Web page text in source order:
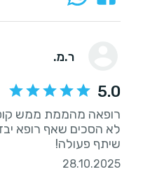
ר.מ.
5.0
לא הסכים שאף רופא
שיתף פעולה!
28.10.2025